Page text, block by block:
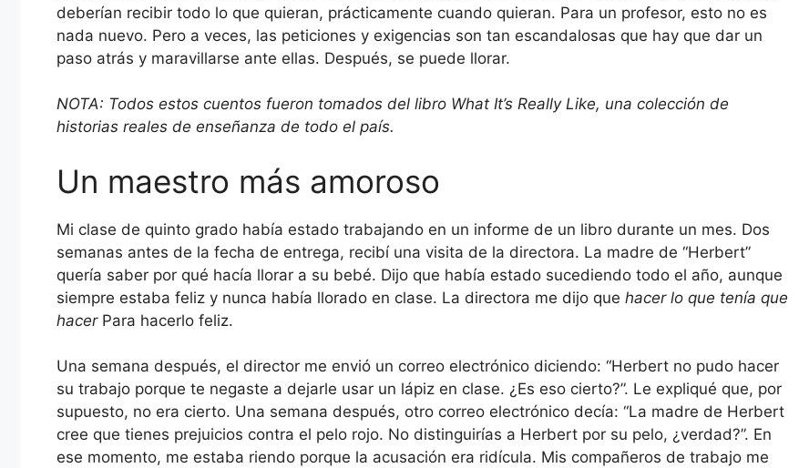
deberían recibir todo lo que quieran, prácticamente cuando quieran. Para un profesor, esto no es
nada nuevo. Pero a veces, las peticiones y exigencias son tan escandalosas que hay que dar un
paso atrás y maravillarse ante ellas. Después, se puede llorar.
NOTA: Todos estos cuentos fueron tomados del libro What It’s Really Like, una colección de
historias reales de enseñanza de todo el país.
Un maestro más amoroso
Mi clase de quinto grado había estado trabajando en un informe de un libro durante un mes. Dos
semanas antes de la fecha de entrega, recibí una visita de la directora. La madre de “Herbert”
quería saber por qué hacía llorar a su bebé. Dijo que había estado sucediendo todo el año, aunque
siempre estaba feliz y nunca había llorado en clase. La directora me dijo que hacer lo que tenía que
hacerPara hacerlo feliz.
Una semana después, el director me envió un correo electrónico diciendo: “Herbert no pudo hacer
su trabajo porque te negaste a dejarle usar un lápiz en clase. ¿Es eso cierto?”. Le expliqué que, por
supuesto, no era cierto. Una semana después, otro correo electrónico decía: “La madre de Herbert
cree que tienes prejuicios contra el pelo rojo. No distinguirías a Herbert por su pelo, ¿verdad?”. En
ese momento, me estaba riendo porque la acusación era ridícula. Mis compañeros de trabajo me